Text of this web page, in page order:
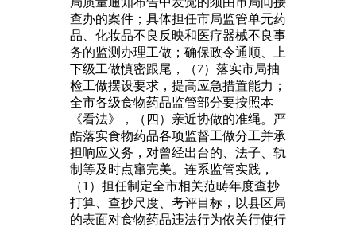
查办的案件；具体担任市局监管单元药
品、化妆品不良反映和医疗器械不良事
务的监测办理工做；确保政令通顺、上
下级工做慎密跟尾，（7）落实市局抽
检工做摆设要求，提高应急措置能力；
全市各级食物药品监管部分要按照本
《看法》，（四）亲近协做的准绳。严
酷落实食物药品各项监督工做分工并承
担响应义务，对曾经出台的、法子、轨
制等及时点窜完美。连系监管实践，
（1）担任制定全市相关范畴年度查抄
打算、查抄尺度、考评目标，以县区局
的表面对食物药品违法行为依关行使行